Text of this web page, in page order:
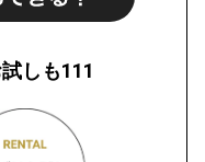
しも111